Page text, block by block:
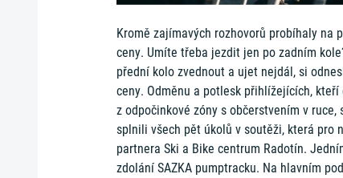
Kromě zajímavých rozhovorů probíhaly na
ceny. Umíte třeba jezdit jen po zadním
přední kolo zvednout a ujet nejdál, si
ceny. Odměnu a potlesk přihlížejících,
z odpočinkové zóny s občerstvením v
splnili všech pět úkolů v soutěži, která pro
partnera Ski a Bike centrum Radotín.
zdolání SAZKA pumptracku. Na hlavním